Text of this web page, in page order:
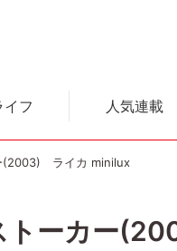
イフ 人気連載
(2003) ライカ minilux
トーカー